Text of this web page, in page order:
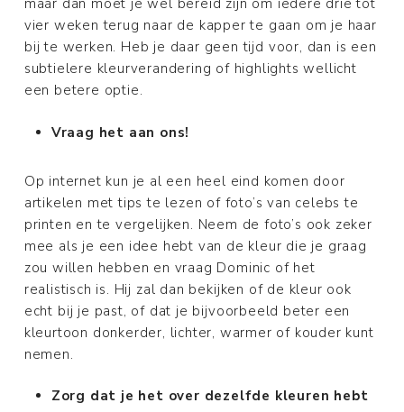
maar dan moet je wel bereid zijn om iedere drie tot
vier weken terug naar de kapper te gaan om je haar
bij te werken. Heb je daar geen tijd voor, dan is een
subtielere kleurverandering of highlights wellicht
een betere optie.
Vraag het aan ons!
Op internet kun je al een heel eind komen door
artikelen met tips te lezen of foto’s van celebs te
printen en te vergelijken. Neem de foto’s ook zeker
mee als je een idee hebt van de kleur die je graag
zou willen hebben en vraag Dominic of het
realistisch is. Hij zal dan bekijken of de kleur ook
echt bij je past, of dat je bijvoorbeeld beter een
kleurtoon donkerder, lichter, warmer of kouder kunt
nemen.
Zorg dat je het over dezelfde kleuren hebt